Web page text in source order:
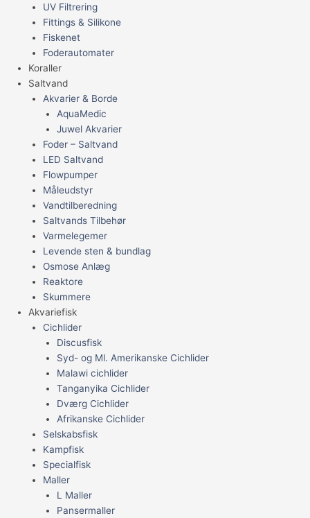
UV Filtrering
Fittings & Silikone
Fiskenet
Foderautomater
Koraller
Saltvand
Akvarier & Borde
AquaMedic
Juwel Akvarier
Foder – Saltvand
LED Saltvand
Flowpumper
Måleudstyr
Vandtilberedning
Saltvands Tilbehør
Varmelegemer
Levende sten & bundlag
Osmose Anlæg
Reaktore
Skummere
Akvariefisk
Cichlider
Discusfisk
Syd- og Ml. Amerikanske Cichlider
Malawi cichlider
Tanganyika Cichlider
Dværg Cichlider
Afrikanske Cichlider
Selskabsfisk
Kampfisk
Specialfisk
Maller
L Maller
Pansermaller